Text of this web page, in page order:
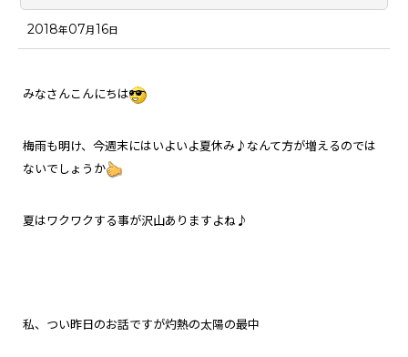
2018年07月16日
みなさんこんにちは
梅雨も明け、今週末にはいよいよ夏休み♪なんて方が増えるのでは
ないでしょうか
夏はワクワクする事が沢山ありますよね♪
私、つい昨日のお話ですが灼熱の太陽の最中